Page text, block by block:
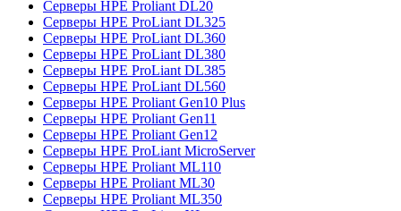
Серверы HPE Proliant DL20
Серверы HPE ProLiant DL325
Серверы HPE ProLiant DL360
Серверы HPE ProLiant DL380
Серверы HPE ProLiant DL385
Серверы HPE ProLiant DL560
Серверы HPE Proliant Gen10 Plus
Серверы HPE Proliant Gen11
Серверы HPE Proliant Gen12
Серверы HPE ProLiant MicroServer
Серверы HPE Proliant ML110
Серверы HPE Proliant ML30
Серверы HPE Proliant ML350